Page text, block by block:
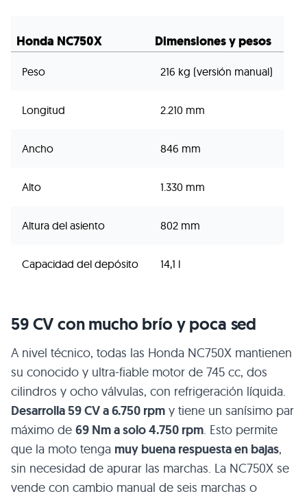
Honda NC750X Dimensiones y pesos
Peso 216 kg (versión manual)
Longitud 2.210 mm
Ancho 846 mm
Alto 1.330 mm
Altura del asiento 802 mm
Capacidad del depósito 14,1 l
59 CV con mucho brío y poca sed
A nivel técnico, todas las Honda NC750X mantienen
su conocido y ultra-fiable motor de 745 cc, dos
cilindros y ocho válvulas, con refrigeración líquida.
Desarrolla 59 CV a 6.750 rpm y tiene un sanísimo par
máximo de 69 Nm a solo 4.750 rpm . Esto permite
que la moto tenga muy buena respuesta en bajas,
sin necesidad de apurar las marchas. La NC750X se
vende con cambio manual de seis marchas o